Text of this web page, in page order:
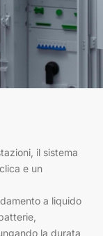
il sistema
e un
a liquido
la durata